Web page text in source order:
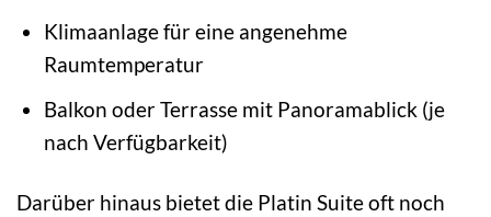
Klimaanlage für eine angenehme
Raumtemperatur
Balkon oder Terrasse mit Panoramablick (je
nach Verfügbarkeit)
Darüber hinaus bietet die Platin Suite oft noch